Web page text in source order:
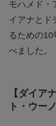
モハメド・
イアナとド
るための
べました。
【ダイア
ト・ウー